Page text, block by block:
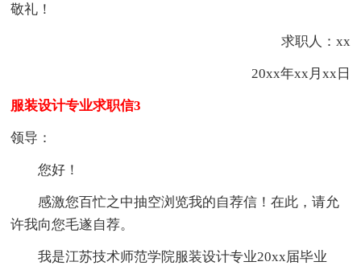
敬礼！
求职人：xx
20xx年xx月xx日
服装设计专业求职信3
领导：
您好！
感激您百忙之中抽空浏览我的自荐信！在此，请允
许我向您毛遂自荐。
我是江苏技术师范学院服装设计专业20xx届毕业